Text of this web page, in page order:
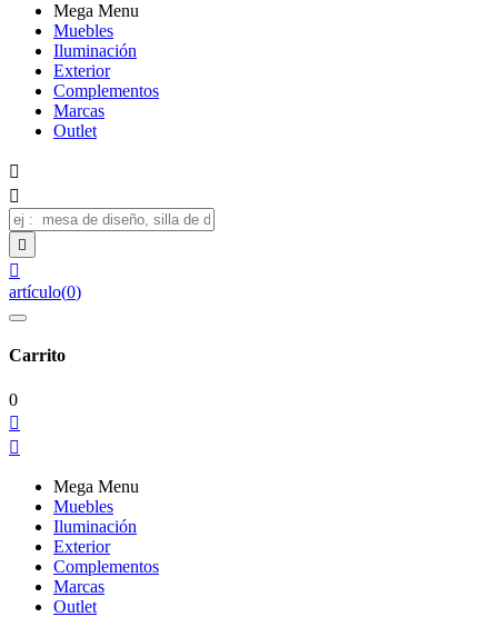
Mega Menu
Muebles
Iluminación
Exterior
Complementos
Marcas
Outlet




artículo(0)
Carrito
0


Mega Menu
Muebles
Iluminación
Exterior
Complementos
Marcas
Outlet